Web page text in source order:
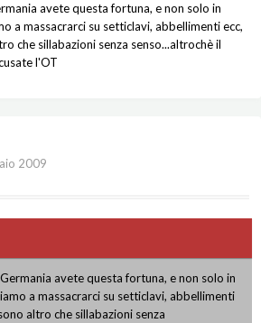
avete questa fortuna, e non solo in
a massacrarci su setticlavi, abbellimenti ecc,
che sillabazioni senza senso...altrochè il
l'OT
2009
avete questa fortuna, e non solo in
a massacrarci su setticlavi, abbellimenti
altro che sillabazioni senza